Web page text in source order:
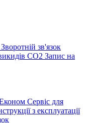
Зворотній зв'язок
СО2 Запис на
Сервіс для
з експлуатації